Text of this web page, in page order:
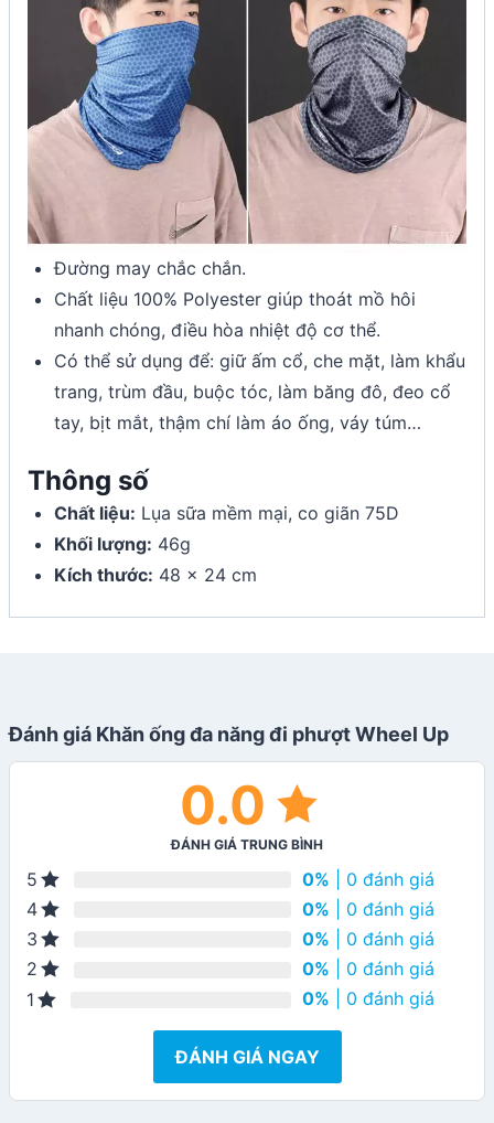
Đường may chắc chắn.
Chất liệu 100% Polyester giúp thoát mồ hôi
nhanh chóng, điều hòa nhiệt độ cơ thể.
Có thể sử dụng để: giữ ấm cổ, che mặt, làm khẩu
trang, trùm đầu, buộc tóc, làm băng đô, đeo cổ
tay, bịt mắt, thậm chí làm áo ống, váy túm…
Thông số
Chất liệu: Lụa sữa mềm mại, co giãn 75D
Khối lượng: 46g
Kích thước: 48 x 24 cm
Đánh giá Khăn ống đa năng đi phượt Wheel Up
0.0
ĐÁNH GIÁ TRUNG BÌNH
5 0% | 0 đánh giá
4
0% | 0 đánh giá
3
0% | 0 đánh giá
2
0% | 0 đánh giá
1
0% | 0 đánh giá
ĐÁNH GIÁ NGAY